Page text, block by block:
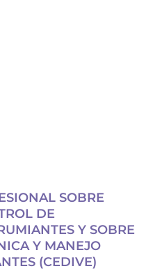
SOBRE
DE
Y SOBRE
Y MANEJO
(CEDIVE)